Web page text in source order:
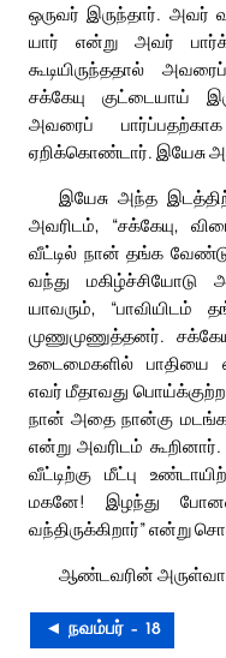
ஒருவர் இருந்தார். அவர்
யார் என்று அவர்
கூடியிருந்ததால்
சக்கேயு குட்டையாய்
அவரைப்
ஏறிக்கொண்டார். இயேசு
இயேசு அந்த
அவரிடம், “சக்கேயு,
வீட்டில் நான் தங்க
வந்து
யாவரும், “பாவியிடம்
முணுமுணுத்தனர்.
உடைமைகளில் பாதியை
எவர் மீதாவது
நான் அதை நான்கு
என்று அவரிடம்
வீட்டிற்கு மீட்பு
மகனே! இழந்து
வந்திருக்கிறார்” என்று
ஆண்டவரின்
◄ நவம்பர் – 18